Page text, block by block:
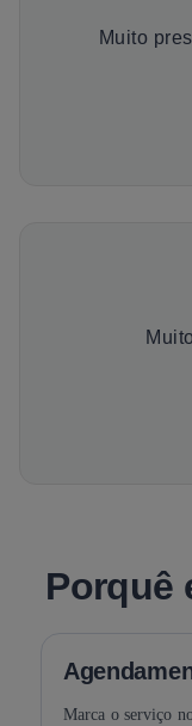
Muito
Porquê
Marca o serviço